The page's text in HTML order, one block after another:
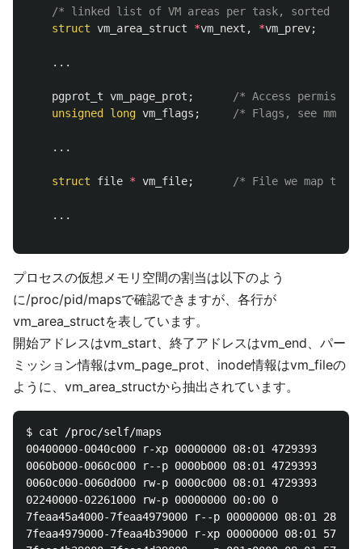
/* linked list of VM areas per task, sorted by
struct vm_area_struct *vm_next , *vm_prev;
...
pgprot_t vm_page_prot ;
/* Access
unsigned
long vm_flags ; /* Flags, see
...
struct file * vm_file; /* File we map to
...
プロセスの仮想メモリ空間の割当は以下のよう
に/proc/pid/mapsで確認できますが、各行が
vm_area_structを表しています。
開始アドレスはvm_start、終了アドレスはvm_end、パー
ミッション情報はvm_page_prot、inode情報はvm_fileの
ように、vm_area_structから抽出されています。
$ cat /proc/self/maps
00400000-0040c000 r-xp 00000000 08:01
0060b000-0060c000 r--p 0000b000 08:01
0060c000-0060d000 rw-p 0000c000 08:01
02240000-02261000 rw-p 00000000 00:00 0
7feaa45a4000-7feaa4979000 r--p 00000000
7feaa4979000-7feaa4b39000 r-xp 00000000